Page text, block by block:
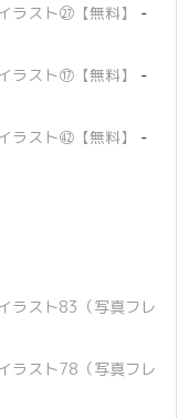
ラスト㉗【無料】
-
ラスト⑰【無料】
-
ラスト㊷【無料】
-
ラスト83（写真フレ
ラスト78（写真フレ